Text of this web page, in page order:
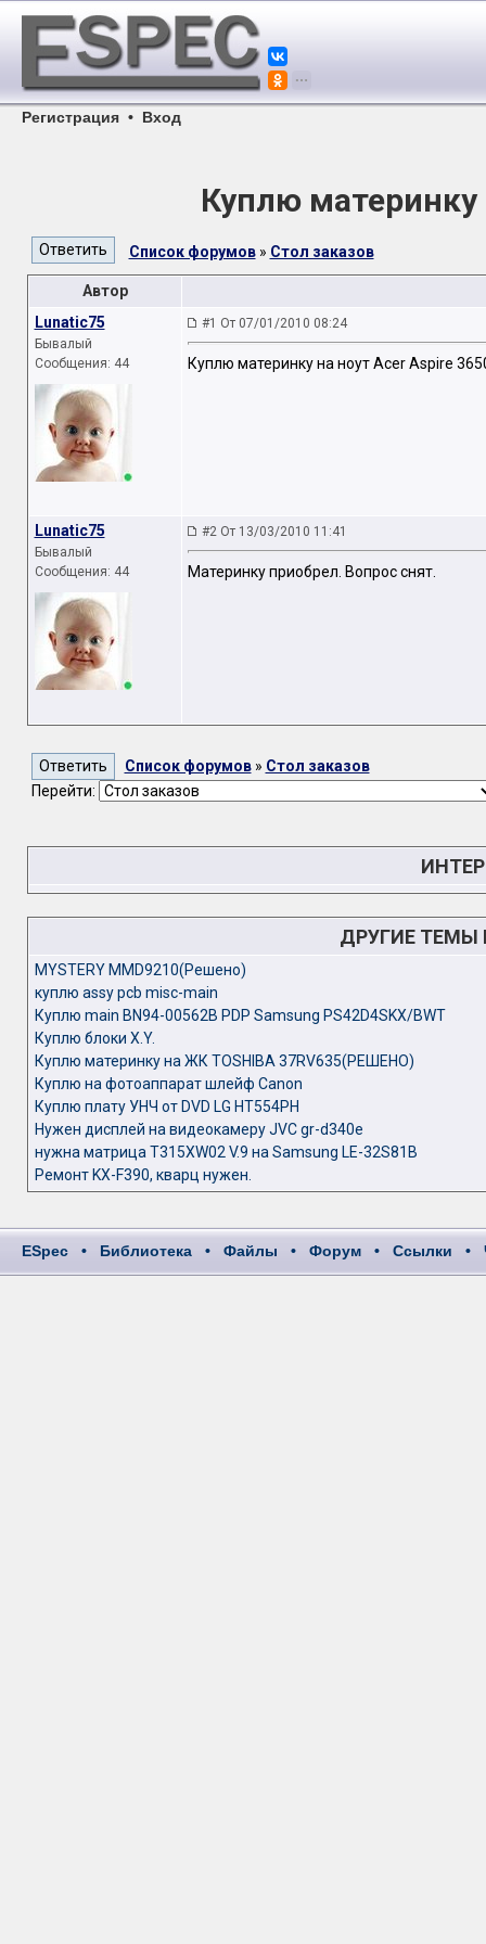
Регистрация • Вход
Куплю материнку
Список форумов» Стол заказов
Автор
Lunatic75
Бывалый
Сообщения: 44
#1 От 07/01/2010 08:24
Куплю материнку на ноут Acer Aspire
Lunatic75
Бывалый
Сообщения: 44
#2 От 13/03/2010 11:41
Материнку приобрел. Вопрос снят.
Список форумов» Стол заказов
Перейти:
ДРУГИЕ ТЕМЫ
MYSTERY MMD9210(Решено)
куплю assy pcb misc-main
Куплю main BN94-00562B PDP Samsung PS42D4SKX/BWT
Куплю блоки X.Y.
Куплю материнку на ЖК TOSHIBA 37RV635(РЕШЕНО)
Куплю на фотоаппарат шлейф Canon
Куплю плату УНЧ от DVD LG HT554PH
Нужен дисплей на видеокамеру JVC gr-d340e
нужна матрица T315XW02 V.9 на Samsung LE-32S81B
Ремонт KX-F390, кварц нужен.
ESpec • Библиотека • Файлы • Форум • Ссылки •